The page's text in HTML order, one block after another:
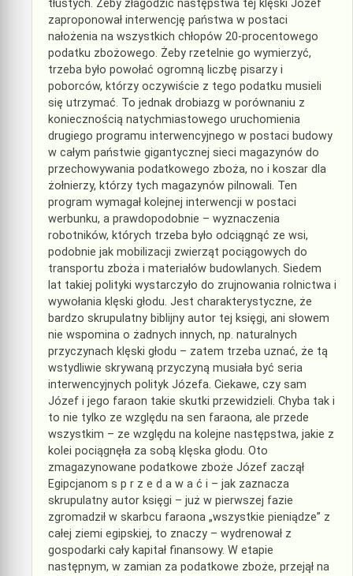
tłustych. Żeby złagodzić następstwa tej klęski Józef
zaproponował interwencję państwa w postaci
nałożenia na wszystkich chłopów 20-procentowego
podatku zbożowego. Żeby rzetelnie go wymierzyć,
trzeba było powołać ogromną liczbę pisarzy i
poborców, którzy oczywiście z tego podatku musieli
się utrzymać. To jednak drobiazg w porównaniu z
koniecznością natychmiastowego uruchomienia
drugiego programu interwencyjnego w postaci budowy
w całym państwie gigantycznej sieci magazynów do
przechowywania podatkowego zboża, no i koszar dla
żołnierzy, którzy tych magazynów pilnowali. Ten
program wymagał kolejnej interwencji w postaci
werbunku, a prawdopodobnie – wyznaczenia
robotników, których trzeba było odciągnąć ze wsi,
podobnie jak mobilizacji zwierząt pociągowych do
transportu zboża i materiałów budowlanych. Siedem
lat takiej polityki wystarczyło do zrujnowania rolnictwa i
wywołania klęski głodu. Jest charakterystyczne, że
bardzo skrupulatny biblijny autor tej księgi, ani słowem
nie wspomina o żadnych innych, np. naturalnych
przyczynach klęski głodu – zatem trzeba uznać, że tą
wstydliwie skrywaną przyczyną musiała być seria
interwencyjnych polityk Józefa. Ciekawe, czy sam
Józef i jego faraon takie skutki przewidzieli. Chyba tak i
to nie tylko ze względu na sen faraona, ale przede
wszystkim – ze względu na kolejne następstwa, jakie z
kolei pociągnęła za sobą klęska głodu. Oto
zmagazynowane podatkowe zboże Józef zaczął
Egipcjanom s p r z e d a w a ć i – jak zaznacza
skrupulatny autor księgi – już w pierwszej fazie
zgromadził w skarbcu faraona „wszystkie pieniądze” z
całej ziemi egipskiej, to znaczy – wydrenował z
gospodarki cały kapitał finansowy. W etapie
następnym, w zamian za podatkowe zboże, przejął na